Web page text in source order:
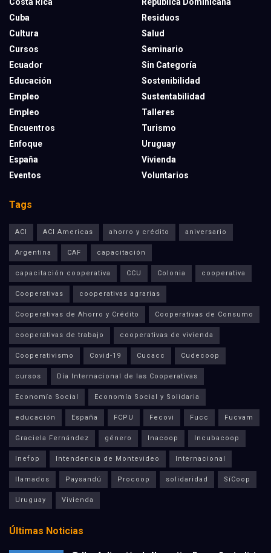
Costa Rica
Cuba
Cultura
Cursos
Ecuador
Educación
Empleo
Empleo
Encuentros
Enfoque
España
Eventos
República Dominicana
Residuos
Salud
Seminario
Sin Categoría
Sostenibilidad
Sustentabilidad
Talleres
Turismo
Uruguay
Vivienda
Voluntarios
Tags
ACI ACI Americas ahorro y crédito aniversario
Argentina CAF capacitación
capacitación cooperativa CCU Colonia cooperativa
Cooperativas cooperativas agrarias
Cooperativas de Ahorro y Crédito Cooperativas de Consumo
cooperativas de trabajo cooperativas de vivienda
Cooperativismo Covid-19 Cucacc Cudecoop
cursos Día Internacional de las Cooperativas
Economía Social Economía Social y Solidaria
educación España FCPU Fecovi Fucc Fucvam
Graciela Fernández género Inacoop Incubacoop
Inefop Intendencia de Montevideo Internacional
llamados Paysandú Procoop solidaridad SíCoop
Uruguay Vivienda
Últimas Noticias